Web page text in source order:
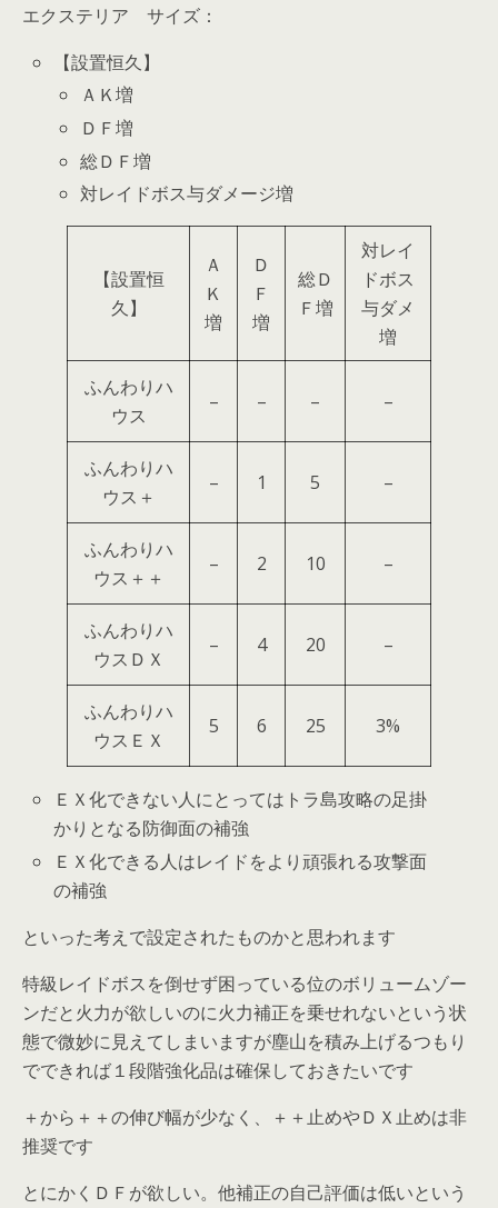
エクステリア サイズ：
【設置恒久】
ＡＫ増
ＤＦ増
総ＤＦ増
対レイドボス与ダメージ増
【設置恒
久】
Ａ
Ｋ
増
Ｄ
Ｆ
増
総Ｄ
Ｆ増
対レイ
ドボス
与ダメ
増
ふんわりハ
ウス
– – – –
ふんわりハ
ウス＋
– 1 5 –
ふんわりハ
ウス＋＋
– 2 10 –
ふんわりハ
ウスＤＸ
– 4 20 –
ふんわりハ
ウスＥＸ
5 6 25 3%
ＥＸ化できない人にとってはトラ島攻略の足掛
かりとなる防御面の補強
ＥＸ化できる人はレイドをより頑張れる攻撃面
の補強
といった考えで設定されたものかと思われます
特級レイドボスを倒せず困っている位のボリュームゾー
ンだと火力が欲しいのに火力補正を乗せれないという状
態で微妙に見えてしまいますが塵山を積み上げるつもり
でできれば１段階強化品は確保しておきたいです
＋から＋＋の伸び幅が少なく、＋＋止めやＤＸ止めは非
推奨です
とにかくＤＦが欲しい。他補正の自己評価は低いという